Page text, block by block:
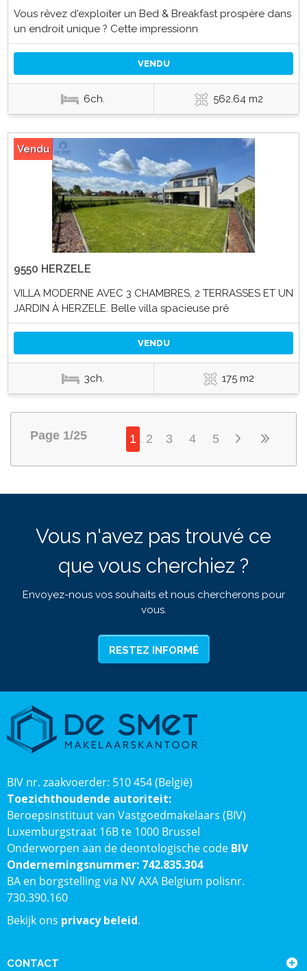
Vous rêvez d'exploiter un Bed & Breakfast prospère dans
un endroit unique ? Cette impressionn
VENDU
6ch. 562.64 m2
Vendu
9550 HERZELE
VILLA MODERNE AVEC 3 CHAMBRES, 2 TERRASSES ET UN
JARDIN À HERZELE. Belle villa spacieuse prê
VENDU
3ch. 175 m2
Page 1/25 1 2 3 4 5
Vous n'avez pas trouvé ce
que vous cherchiez ?
Envoyez-nous vos souhaits et nous chercherons pour
vous.
RESTEZ INFORMÉ
BIV nr. zaakvoerder: 510 454 (België)
Toezichthoudende autoriteit:
Beroepsinstituut van Vastgoedmakelaars (BIV)
Luxemburgstraat 16B te 1000 Brussel
Onderworpen aan de deontologische code BIV
Ondernemingsnummer: 742.835.304
BA en borgstelling via NV AXA Belgium polisnr.
730.390.160
Bekijk ons privacy beleid.
CONTACT